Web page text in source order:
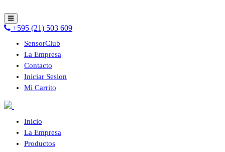
+595 (21) 503 609
SensorClub
La Empresa
Contacto
Iniciar Sesion
Mi Carrito
Inicio
La Empresa
Productos